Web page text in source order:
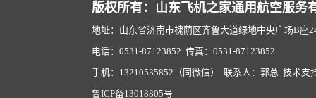
版权所有：山东飞机之家通用航空服务
地址：山东省济南市槐荫区齐鲁大道绿地中央广场B座
电话：0531-87123852 传真：0531-87123852
手机：13210535852（同微信） 联系人：郭总 技术支
鲁ICP备13018805号